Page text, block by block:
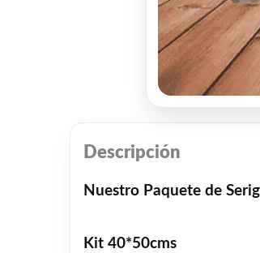
Descripción
Nuestro Paquete de
Kit 40*50cms